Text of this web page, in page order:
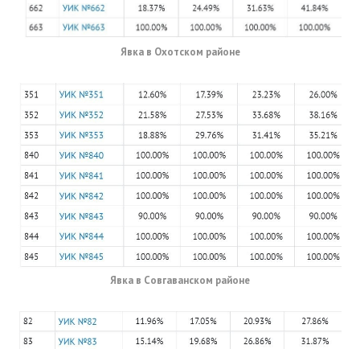
Явка в Охотском районе
Явка в Совгаванском районе